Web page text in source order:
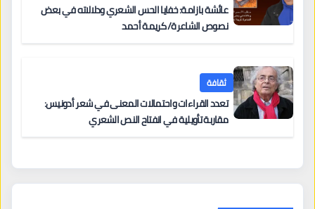
عائشة بازامة: خفايا الحس الشعري ودلالاته في بعض
نصوص الشاعرة/ كريمة أحمد
ثقافة
تعدد القراءات واحتمالات المعنى في شعر أدونيس:
مقاربة تأويلية في انفتاح النص الشعري